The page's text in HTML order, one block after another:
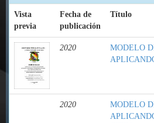
Vista
previa
Fecha de
publicación
Título
2020
MODELO
2020
MODELO